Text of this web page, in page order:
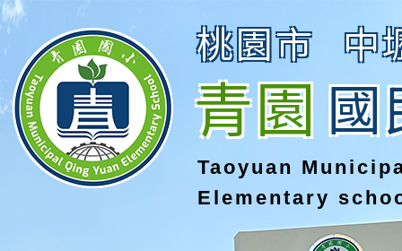
桃園市 中
青園國
Taoyuan
Elementary